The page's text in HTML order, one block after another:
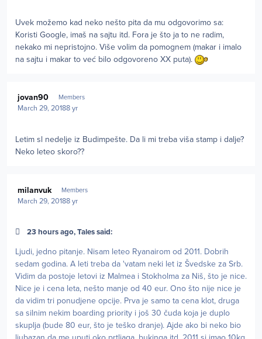
Uvek možemo kad neko nešto pita da mu odgovorimo sa:
Koristi Google, imaš na sajtu itd. Fora je što ja to ne radim,
nekako mi nepristojno. Više volim da pomognem (makar i imalo
na sajtu i makar to već bilo odgovoreno XX puta).
jovan90 Members
March 29, 20188 yr
Letim sl nedelje iz Budimpešte. Da li mi treba viša stamp i dalje?
Neko leteo skoro??
milanvuk Members
March 29, 20188 yr
23 hours ago, Tales said:
Ljudi, jedno pitanje. Nisam leteo Ryanairom od 2011. Dobrih
sedam godina. A leti treba da 'vatam neki let iz Švedske za Srb.
Vidim da postoje letovi iz Malmea i Stokholma za Niš, što je nice.
Nice je i cena leta, nešto manje od 40 eur. Ono što nije nice je
da vidim tri ponudjene opcije. Prva je samo ta cena klot, druga
sa silnim nekim boarding priority i još 30 čuda koja je duplo
skuplja (bude 80 eur, što je teško dranje). Ajde ako bi neko bio